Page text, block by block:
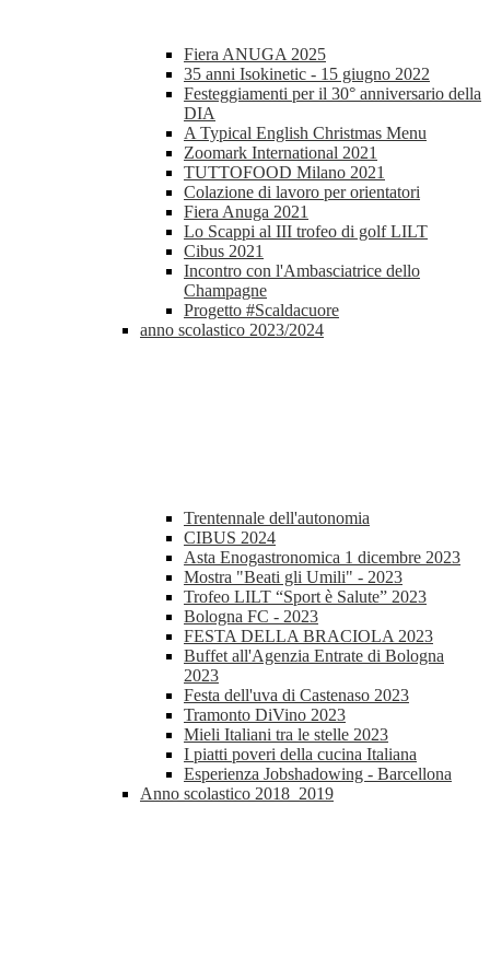
Fiera ANUGA 2025
35 anni Isokinetic - 15 giugno 2022
Festeggiamenti per il 30° anniversario della
DIA
A Typical English Christmas Menu
Zoomark International 2021
TUTTOFOOD Milano 2021
Colazione di lavoro per orientatori
Fiera Anuga 2021
Lo Scappi al III trofeo di golf LILT
Cibus 2021
Incontro con l'Ambasciatrice dello
Champagne
Progetto #Scaldacuore
anno scolastico 2023/2024
Trentennale dell'autonomia
CIBUS 2024
Asta Enogastronomica 1 dicembre 2023
Mostra "Beati gli Umili" - 2023
Trofeo LILT “Sport è Salute” 2023
Bologna FC - 2023
FESTA DELLA BRACIOLA 2023
Buffet all'Agenzia Entrate di Bologna
2023
Festa dell'uva di Castenaso 2023
Tramonto DiVino 2023
Mieli Italiani tra le stelle 2023
I piatti poveri della cucina Italiana
Esperienza Jobshadowing - Barcellona
Anno scolastico 2018_2019